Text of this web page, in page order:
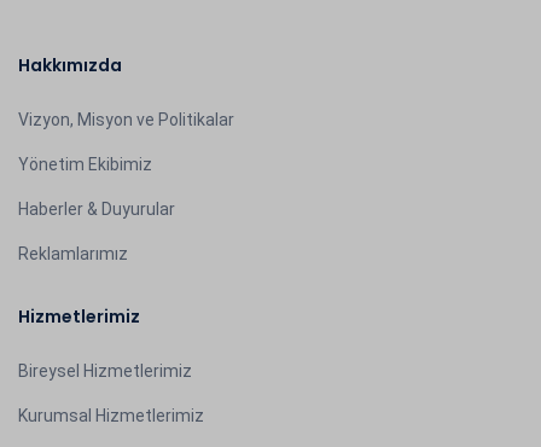
Hakkımızda
Vizyon, Misyon ve Politikalar
Yönetim Ekibimiz
Haberler & Duyurular
Reklamlarımız
Hizmetlerimiz
Bireysel Hizmetlerimiz
Kurumsal Hizmetlerimiz